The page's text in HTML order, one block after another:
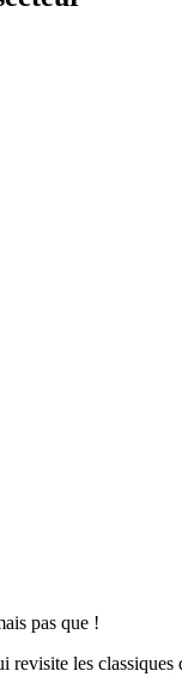
pas que !
les